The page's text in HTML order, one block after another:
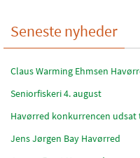
Seneste nyheder
Claus Warming Ehmsen
Seniorfiskeri 4. august
Havørred konkurrencen
Jens Jørgen Bay Havørred